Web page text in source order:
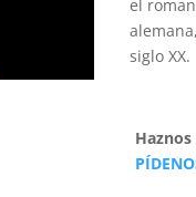
el
siglo XX.